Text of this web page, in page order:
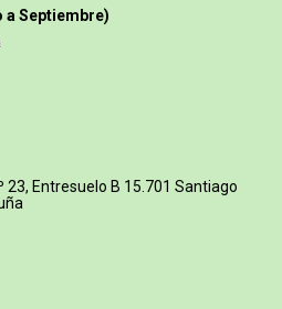
a Septiembre)
23, Entresuelo B 15.701 Santiago